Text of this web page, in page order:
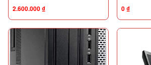
2.600.000₫ 0₫